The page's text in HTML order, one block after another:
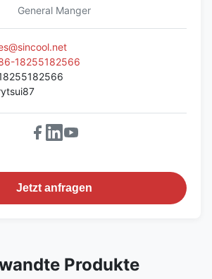
General Manger
18255182566
Jetzt anfragen
Produkte